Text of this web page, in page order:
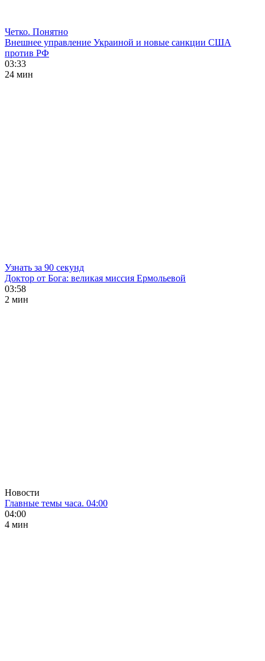
Четко. Понятно
Внешнее управление Украиной и новые санкции США
против РФ
03:33
24 мин
Узнать за 90 секунд
Доктор от Бога: великая миссия Ермольевой
03:58
2 мин
Новости
Главные темы часа. 04:00
04:00
4 мин